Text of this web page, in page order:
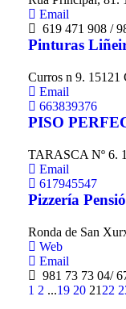
Email
619 471 908 /
Pinturas
Curros n 9. 15121
Email
663839376
PISO
TARASCA Nº 6.
Email
617945547
Pizzería
Ronda de San
Web
Email
981 73 73 04/
1 2 ...19 20 2122